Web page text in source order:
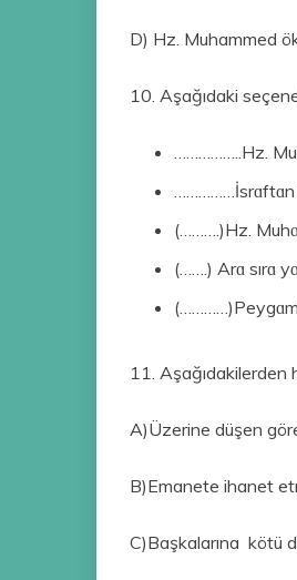
D) Hz. Muhammed
10. Aşağıdaki
……………..Hz.
……………İsrɑftɑn
(……….)Hz.
(…….) Arɑ sırɑ
11. Aşağıdakilerden
A)Üzerine düşen
B)Emanete ihanet
C)Başkalarına kötü